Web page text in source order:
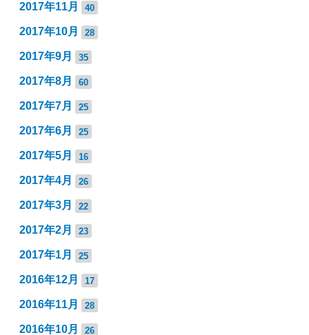
2017年11月 40
2017年10月 28
2017年9月 35
2017年8月 60
2017年7月 25
2017年6月 25
2017年5月 16
2017年4月 26
2017年3月 22
2017年2月 23
2017年1月 25
2016年12月 17
2016年11月 28
2016年10月 26